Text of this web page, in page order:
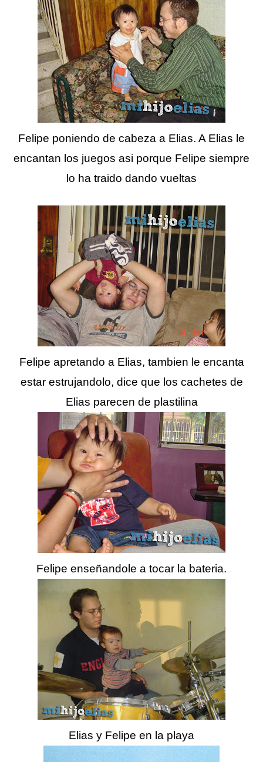
Felipe poniendo de cabeza a Elias. A Elias le
encantan los juegos asi porque Felipe siempre
lo ha traido dando vueltas
Felipe apretando a Elias, tambien le encanta
estar estrujandolo, dice que los cachetes de
Elias parecen de plastilina
Felipe enseñandole a tocar la bateria.
Elias y Felipe en la playa